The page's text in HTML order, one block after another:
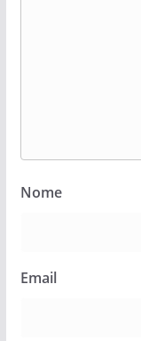
Nome
Email